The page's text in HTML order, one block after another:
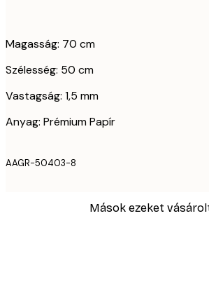
Magasság: 70 cm
Szélesség: 50 cm
Vastagság: 1,5 mm
Anyag: Prémium Papír
AAGR-50403-8
Mások ezeket